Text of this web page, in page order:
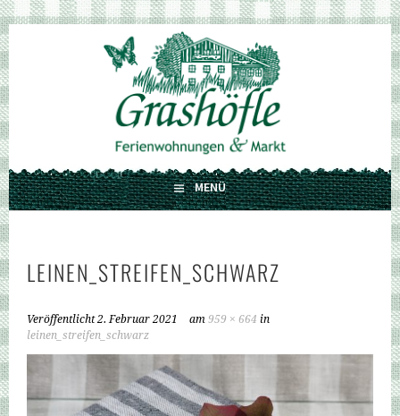
Springe
zum
Inhalt
GRASHÖFLE
FERIENWOHNUNGEN UND MARKT
MENÜ
LEINEN_STREIFEN_SCHWARZ
Veröffentlicht2. Februar 2021 am959 × 664 in
leinen_streifen_schwarz